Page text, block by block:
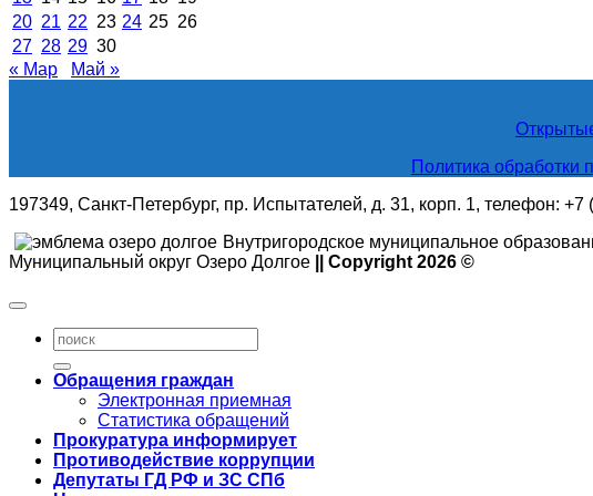
20 21 22 23 24 25 26
27 28 29 30
« Мар
Май »
Политика обработки
197349, Санкт-Петербург, пр. Испытателей, д. 31, корп. 1, телефон:
Внутригородское муниципальное
Муниципальный округ Озеро Долгое
|| Copyright 2026 ©
Обращения граждан
Электронная приемная
Статистика обращений
Прокуратура информирует
Противодействие коррупции
Депутаты ГД РФ и ЗС СПб